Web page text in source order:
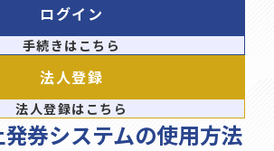
ログイン
手続きはこちら
法人登録
法人登録はこちら
券システムの使用方法